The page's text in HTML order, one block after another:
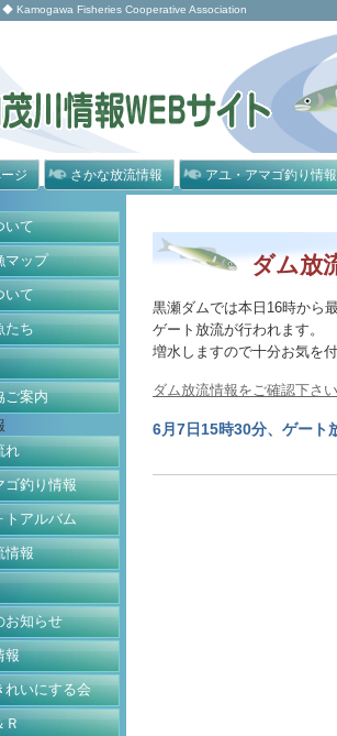
◆ Kamogawa Fisheries Cooperative Association
ジ さかな放流情報 アユ・アマゴ釣り情報
いて
マップ
いて
たち
ご案内
れ
ゴ釣り情報
トアルバム
情報
お知らせ
報
れいにする会
Ｒ
ダム放
黒瀬ダムでは本日16時から
ゲート放流が行われます。
増水しますので十分お気を
ダム放流情報をご確認下さ
6月7日15時30分、ゲート